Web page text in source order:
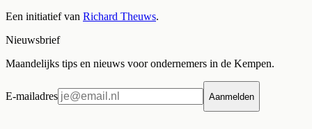
Een initiatief van Richard Theuws.
Nieuwsbrief
Maandelijks tips en nieuws voor ondernemers in de Kempen.
E-mailadres Aanmelden